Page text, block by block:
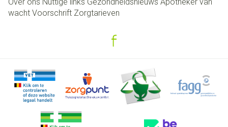
wacht Voorschrift Zorgtarieven